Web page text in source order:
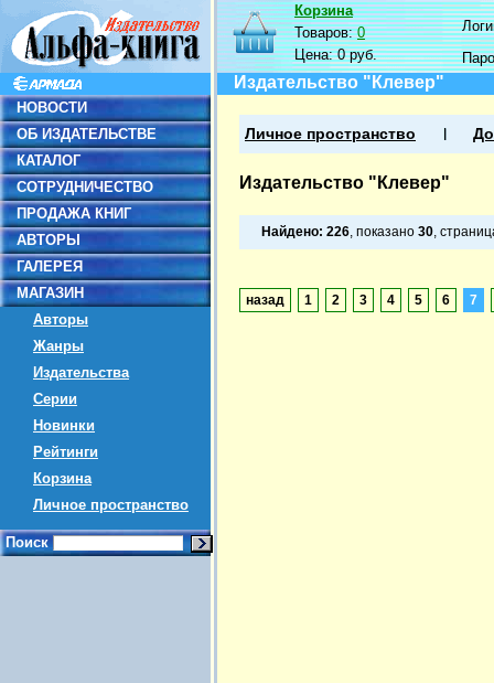
НОВОСТИ
ОБ ИЗДАТЕЛЬСТВЕ
КАТАЛОГ
СОТРУДНИЧЕСТВО
ПРОДАЖА КНИГ
АВТОРЫ
ГАЛЕРЕЯ
МАГАЗИН
Авторы
Жанры
Издательства
Серии
Новинки
Рейтинги
Корзина
Личное пространство
Поиск
Корзина
Товаров:0
Цена:0 руб.
Издательство "Клевер"
Личное пространство
Издательство "Клевер"
Найдено: 226, показано 30,
назад 1 2 3 4 5 6 7